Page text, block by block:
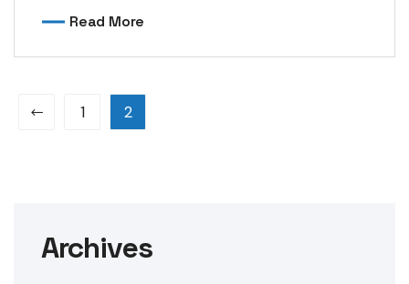
Read More
1 2
Archives